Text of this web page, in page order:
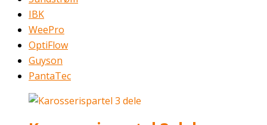
IBK
WeePro
OptiFlow
Guyson
PantaTec